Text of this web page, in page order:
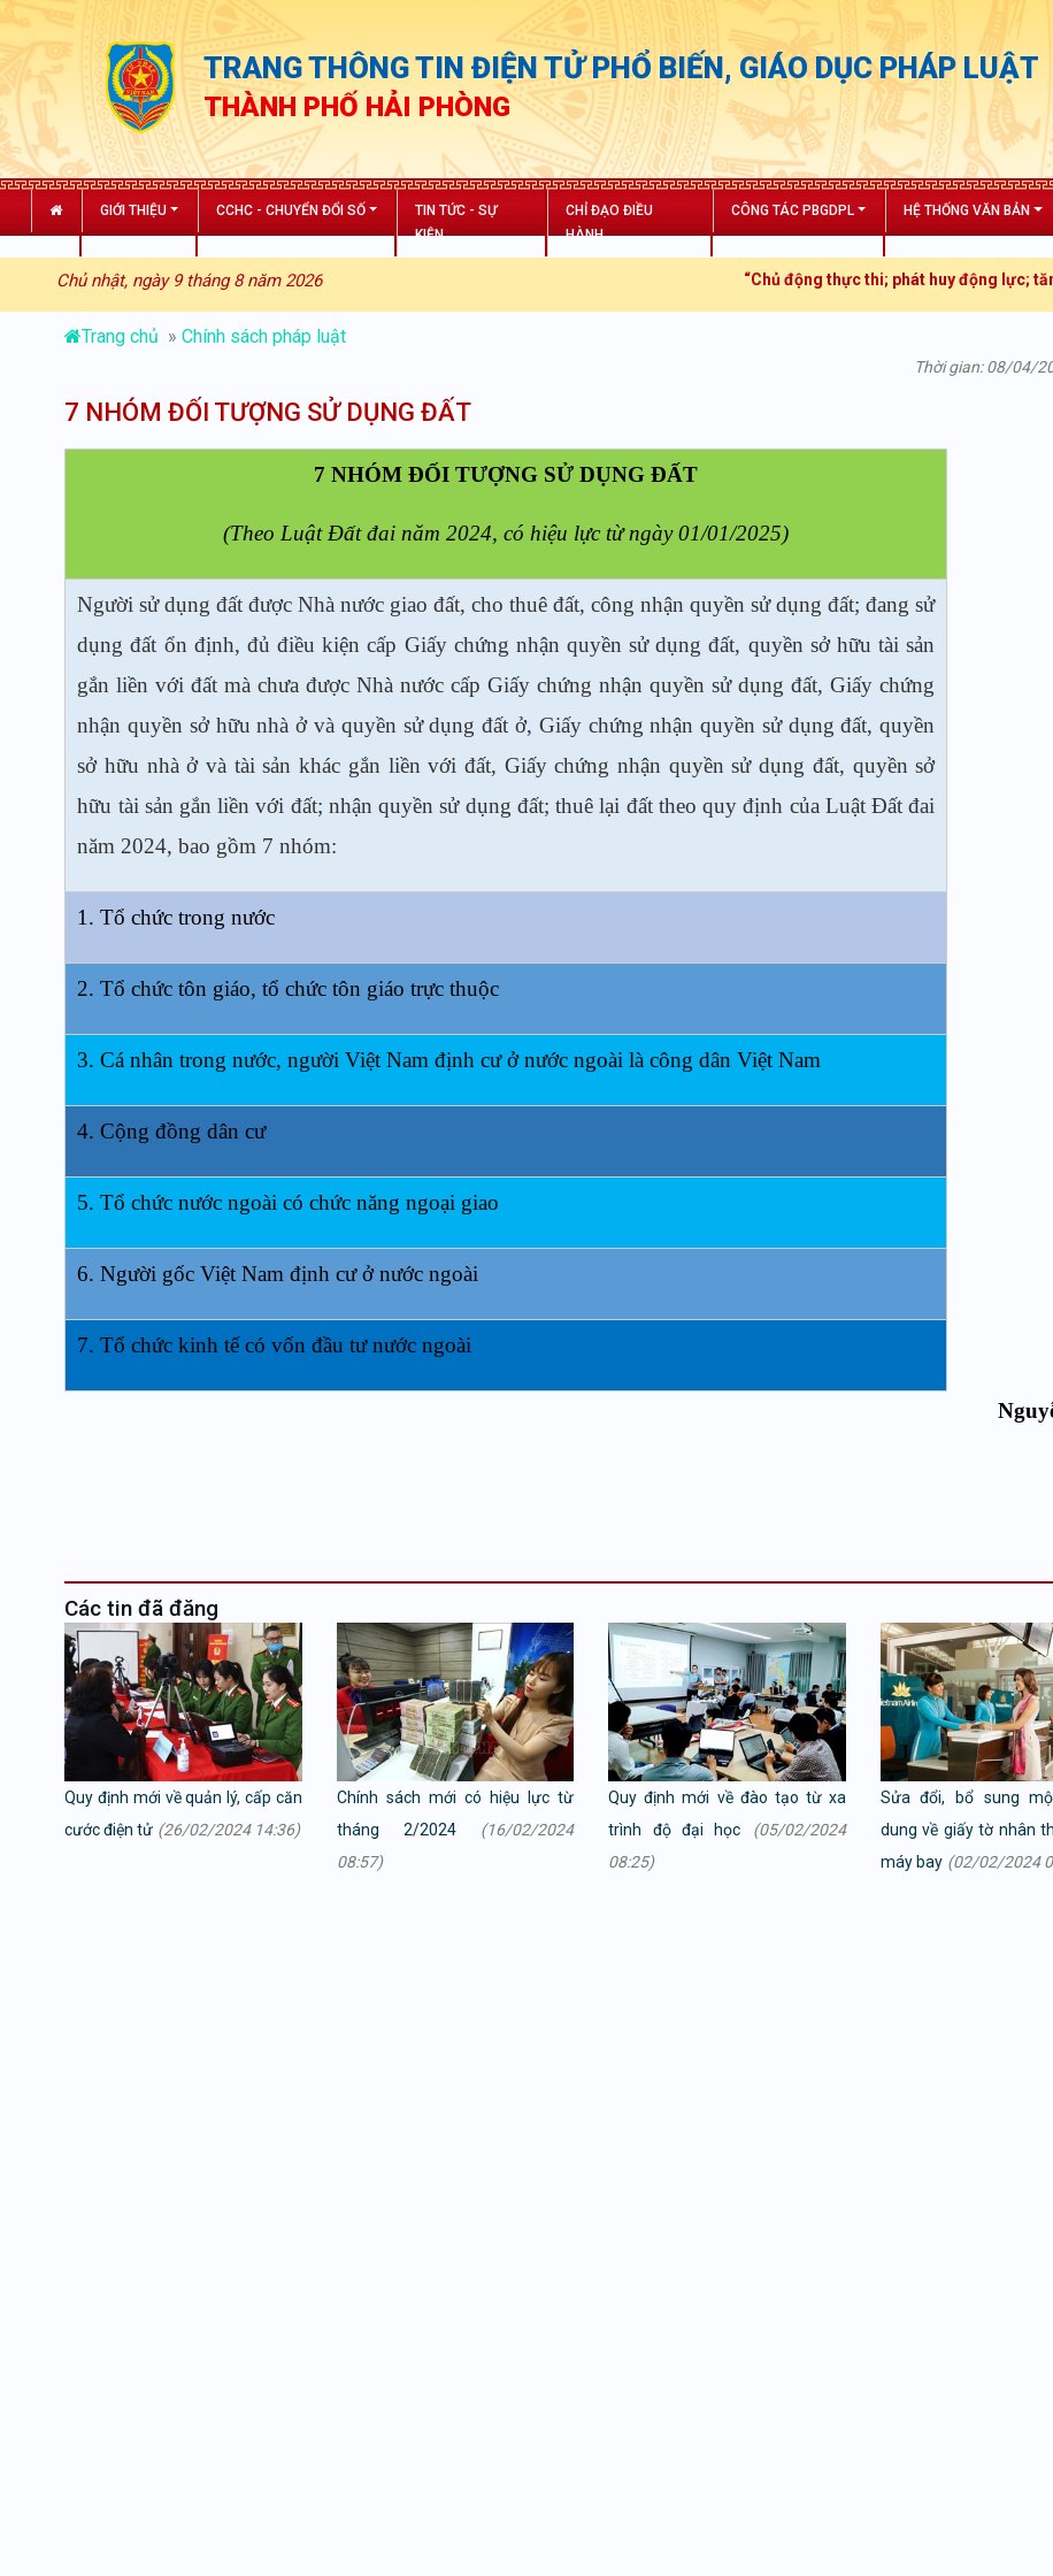
TRANG THÔNG TIN ĐIỆN TỬ PHỔ BIẾN, GIÁO DỤC PHÁP LUẬT
THÀNH PHỐ HẢI PHÒNG
GIỚI THIỆU CCHC - CHUYỂN ĐỔI SỐ
TIN TỨC - SỰ
KIỆN
CHỈ ĐẠO ĐIỀU
HÀNH
CÔNG TÁC PBGDPL HỆ THỐNG VĂN BẢN
Chủ nhật, ngày 9 tháng 8 năm 2026 “Chủ động thực thi; phát huy động lực; tăng
Trang chủ »Chính sách pháp luật
Thời gian: 08/04/
7 NHÓM ĐỐI TƯỢNG SỬ DỤNG ĐẤT
7 NHÓM ĐỐI TƯỢNG SỬ DỤNG ĐẤT
(Theo Luật Đất đai năm 2024, có hiệu lực từ ngày 01/01/2025)
Người sử dụng đất được Nhà nước giao đất, cho thuê đất, công nhận quyền sử dụng đất; đang sử
dụng đất ổn định, đủ điều kiện cấp Giấy chứng nhận quyền sử dụng đất, quyền sở hữu tài sản
gắn liền với đất mà chưa được Nhà nước cấp Giấy chứng nhận quyền sử dụng đất, Giấy chứng
nhận quyền sở hữu nhà ở và quyền sử dụng đất ở, Giấy chứng nhận quyền sử dụng đất, quyền
sở hữu nhà ở và tài sản khác gắn liền với đất, Giấy chứng nhận quyền sử dụng đất, quyền sở
hữu tài sản gắn liền với đất; nhận quyền sử dụng đất; thuê lại đất theo quy định của Luật Đất đai
năm 2024, bao gồm 7 nhóm:
1. Tổ chức trong nước
2. Tổ chức tôn giáo, tổ chức tôn giáo trực thuộc
3. Cá nhân trong nước, người Việt Nam định cư ở nước ngoài là công dân Việt Nam
4. Cộng đồng dân cư
5. Tổ chức nước ngoài có chức năng ngoại giao
6. Người gốc Việt Nam định cư ở nước ngoài
7. Tổ chức kinh tế có vốn đầu tư nước ngoài
Các tin đã đăng
Quy định mới về quản lý, cấp căn
cước điện tử (26/02/2024 14:36)
Chính sách mới có hiệu lực từ
tháng 2/2024
(16/02/2024
08:57)
Quy định mới về đào tạo từ xa
trình độ đại học
(05/02/2024
08:25)
Sửa đổi, bổ sung
dung về giấy tờ nhân
máy bay (02/02/2024